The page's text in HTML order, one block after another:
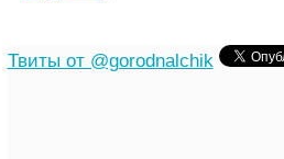
Твиты от @gorodnalchik